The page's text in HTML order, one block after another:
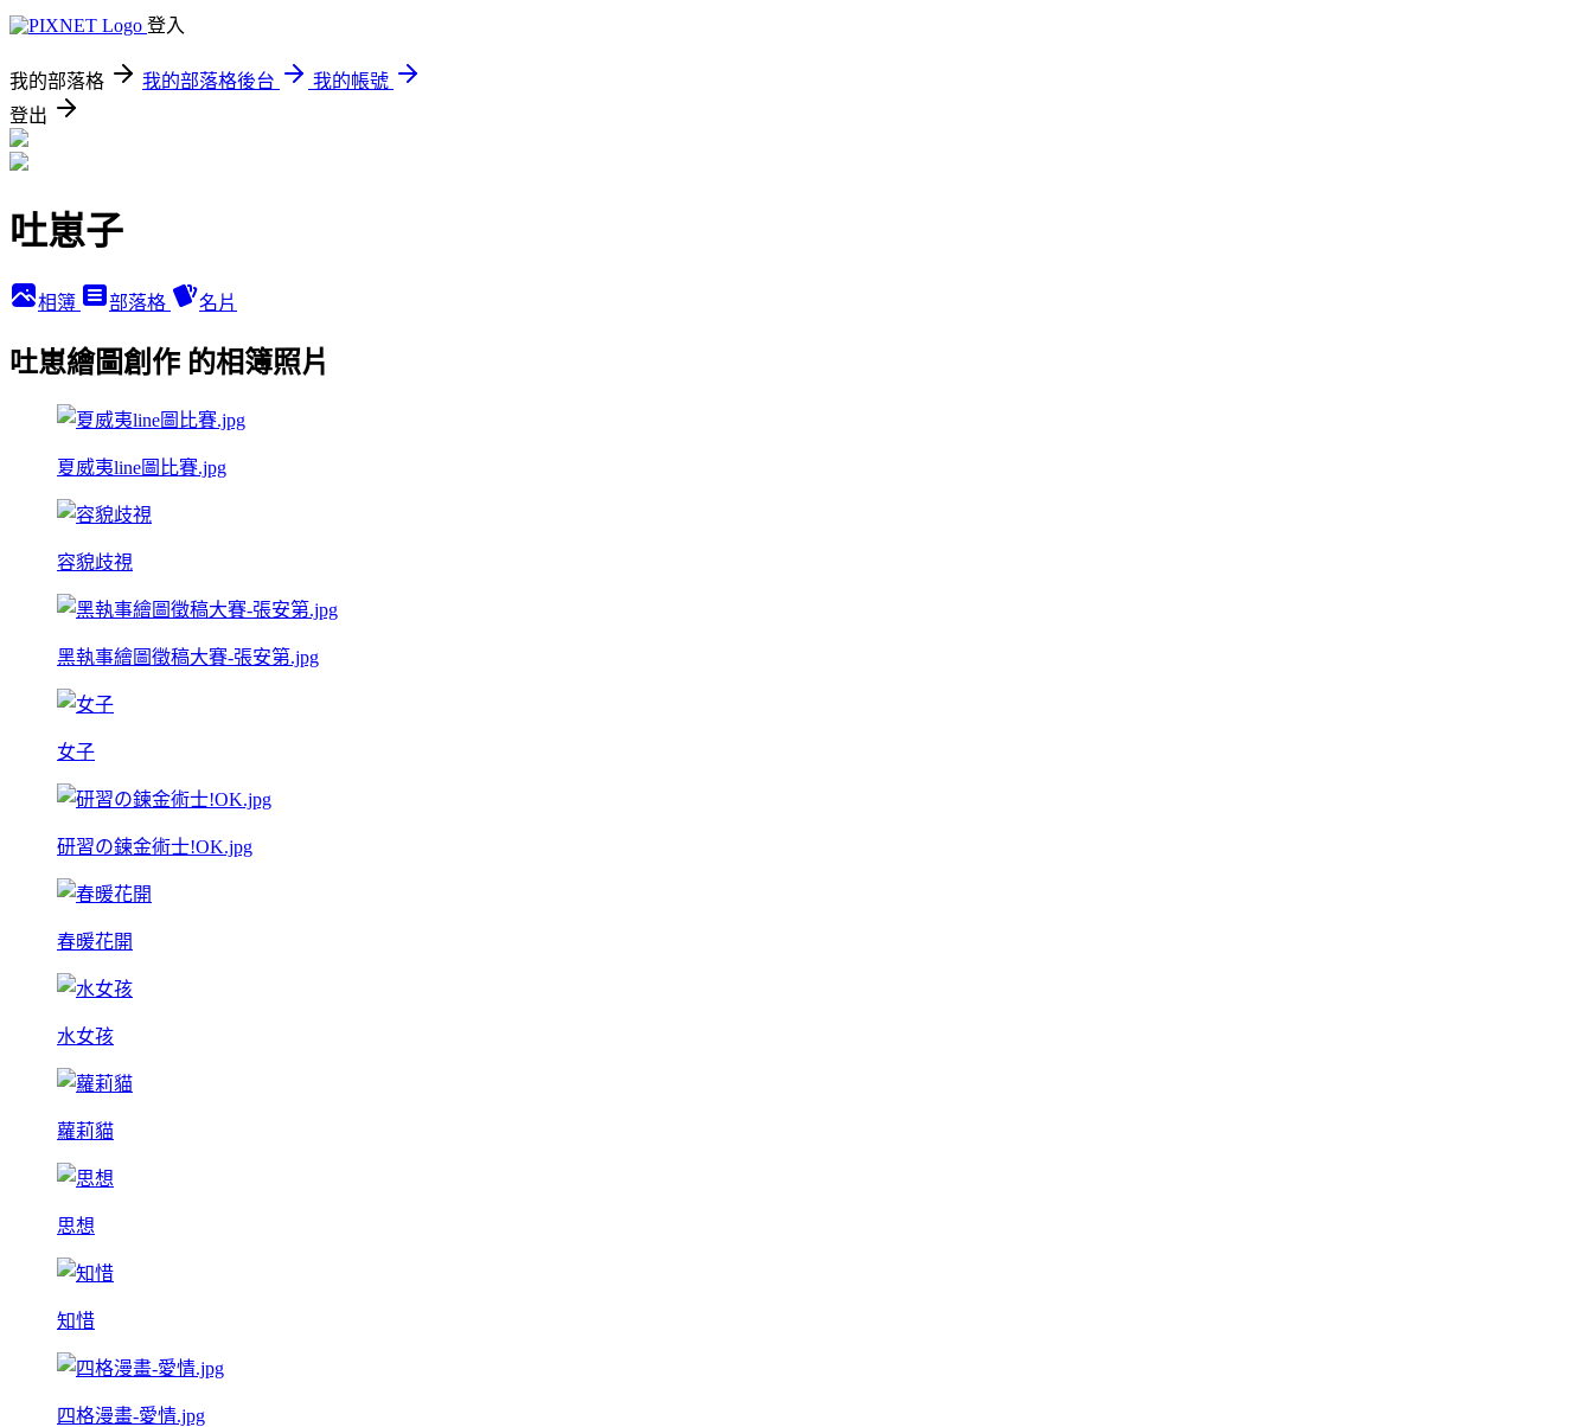
登入
我的部落格 我的部落格後台
我的帳號
登出
吐崽子
相簿 部落格 名片
吐崽繪圖創作 的相簿照片
夏威夷line圖比賽.jpg
容貌歧視
黑執事繪圖徵稿大賽-張安第.jpg
女子
研習の鍊金術士!OK.jpg
春暖花開
水女孩
蘿莉貓
思想
知惜
四格漫畫-愛情.jpg